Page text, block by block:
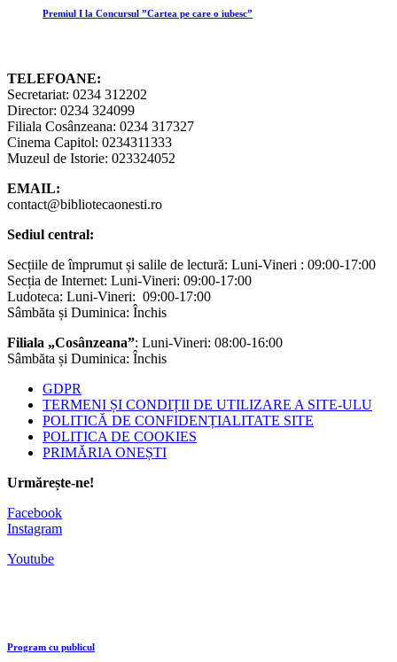
Premiul I la Concursul ”Cartea pe care o iubesc”
TELEFOANE:
Secretariat: 0234 312202
Director: 0234 324099
Filiala Cosânzeana: 0234 317327
Cinema Capitol: 0234311333
Muzeul de Istorie: 023324052
EMAIL:
contact@bibliotecaonesti.ro
Sediul central:
Secțiile de împrumut și salile de lectură: Luni-Vineri : 09:00-17:00
Secția de Internet: Luni-Vineri: 09:00-17:00
Ludoteca: Luni-Vineri: 09:00-17:00
Sâmbăta și Duminica: Închis
Filiala „Cosânzeana”: Luni-Vineri: 08:00-16:00
Sâmbăta și Duminica: Închis
GDPR
TERMENI ȘI CONDIȚII DE UTILIZARE A SITE-ULU
POLITICĂ DE CONFIDENȚIALITATE SITE
POLITICA DE COOKIES
PRIMĂRIA ONEȘTI
Urmărește-ne!
Facebook
Instagram
Youtube
Program cu publicul